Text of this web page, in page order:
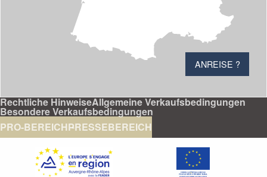
ANREISE ?
Rechtliche HinweiseAllgemeine Verkaufsbedingungen
Besondere Verkaufsbedingungen
PRO-BEREICHPRESSEBEREICH